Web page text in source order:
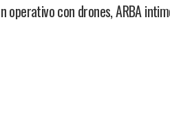
con drones, ARBA